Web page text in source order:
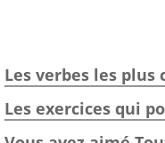
Les verbes les plus
Les exercices qui